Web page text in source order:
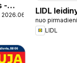
-
LIDL
Grilio
nuo
LIDL